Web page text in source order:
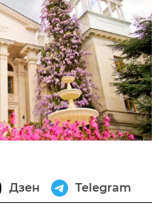
Дзен Telegram